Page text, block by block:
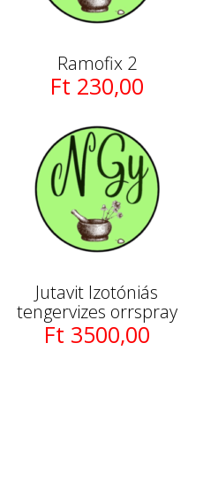
Ramofix 2
Ft 230,00
Jutavit Izotóniás
tengervizes orrspray
Ft 3500,00